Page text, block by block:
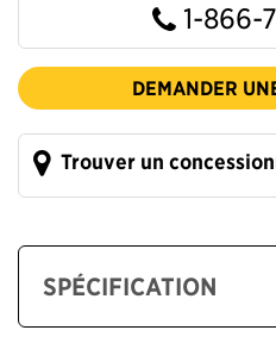
1-866-
DEMANDER
Trouver un
SPÉCIFICATION